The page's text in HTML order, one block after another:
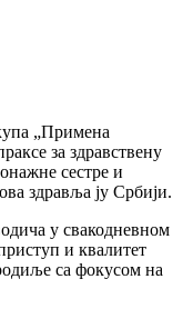
„Примена
за здравствену
сестре и
здравља ју Србији.
у свакодневном
и квалитет
са фокусом на